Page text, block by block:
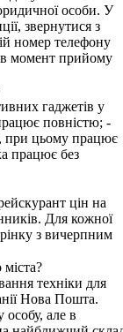
особи. У
звернутися з
номер телефону
в момент прийому
гаджетів у
повністю; -
при цьому працює
працює без
цін на
Для кожної
з вичерпним
техніки для
Нова Пошта.
особу, але в